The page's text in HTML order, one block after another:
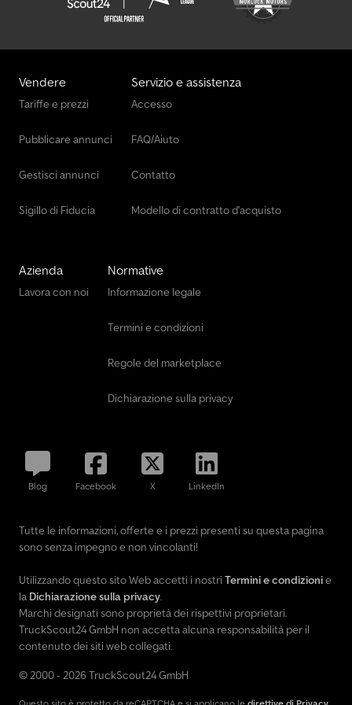
Vendere
Tariffe e prezzi
Pubblicare annunci
Gestisci annunci
Sigillo di Fiducia
Servizio e assistenza
Accesso
FAQ/Aiuto
Contatto
Modello di contratto d'acquisto
Azienda
Lavora con noi
Normative
Informazione legale
Termini e condizioni
Regole del marketplace
Dichiarazione sulla privacy
Blog Facebook X LinkedIn
Tutte le informazioni, offerte e i prezzi presenti su questa pagina
sono senza impegno e non vincolanti!
Utilizzando questo sito Web accetti i nostri Termini e condizionie
la Dichiarazione sulla privacy.
Marchi designati sono proprietà dei rispettivi proprietari.
TruckScout24 GmbH non accetta alcuna responsabilità per il
contenuto dei siti web collegati.
© 2000 - 2026 TruckScout24 GmbH